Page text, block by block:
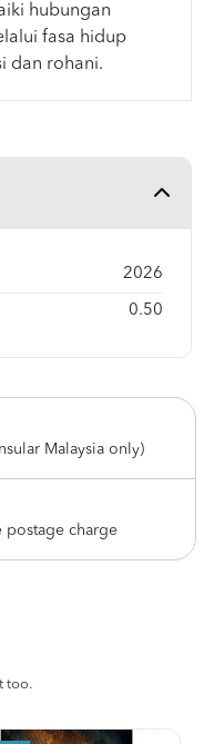
hubungan
fasa hidup
dan rohani.
2026
0.50
Malaysia only)
postage charge
too.